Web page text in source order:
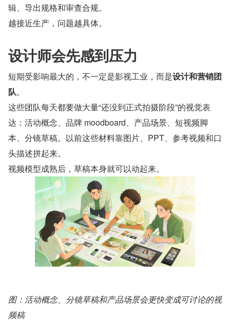
辑、导出规格和审查合规。
越接近生产，问题越具体。
设计师会先感到压力
短期受影响最大的，不一定是影视工业，而是​设计和营销团
队​。
这些团队每天都要做大量“还没到正式拍摄阶段”的视觉表
达：活动概念、品牌 moodboard、产品场景、短视频脚
本、分镜草稿。以前这些材料靠图片、PPT、参考视频和口
头描述拼起来。
视频模型成熟后，草稿本身就可以动起来。
图：活动概念、分镜草稿和产品场景会更快变成可讨论的视
频稿